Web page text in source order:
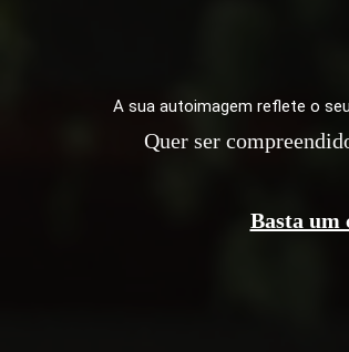
A sua autoimagem reflete o
Quer ser
Basta um